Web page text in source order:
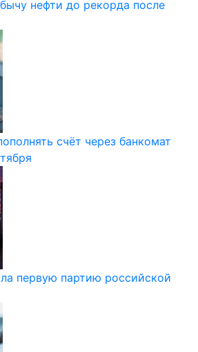
нефти до рекорда после
счёт через банкомат
первую партию российской